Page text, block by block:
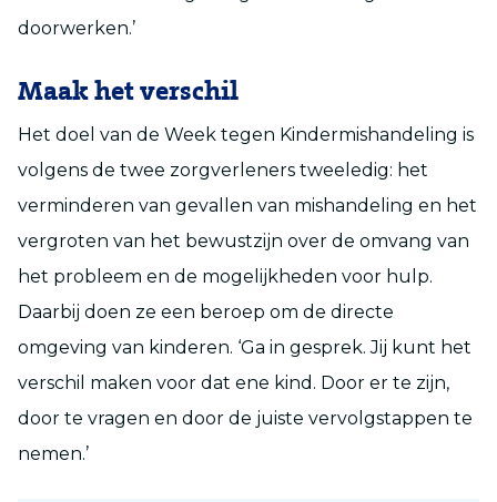
doorwerken.’
Maak het verschil
Het doel van de Week tegen Kindermishandeling is
volgens de twee zorgverleners tweeledig: het
verminderen van gevallen van mishandeling en het
vergroten van het bewustzijn over de omvang van
het probleem en de mogelijkheden voor hulp.
Daarbij doen ze een beroep om de directe
omgeving van kinderen. ‘Ga in gesprek. Jij kunt het
verschil maken voor dat ene kind. Door er te zijn,
door te vragen en door de juiste vervolgstappen te
nemen.’